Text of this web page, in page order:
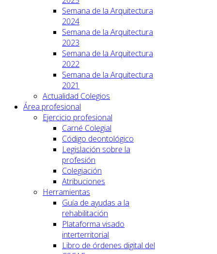
Semana de la Arquitectura
2024
Semana de la Arquitectura
2023
Semana de la Arquitectura
2022
Semana de la Arquitectura
2021
Actualidad Colegios
Área profesional
Ejercicio profesional
Carné Colegial
Código deontológico
Legislación sobre la
profesión
Colegiación
Atribuciones
Herramientas
Guía de ayudas a la
rehabilitación
Plataforma visado
interterritorial
Libro de órdenes digital del